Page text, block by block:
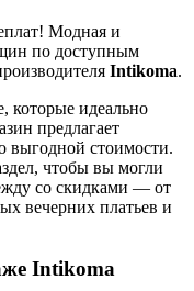
Модная и
по доступным
Intikoma.
которые идеально
предлагает
выгодной стоимости.
чтобы вы могли
со скидками — от
вечерних платьев и
Intikoma